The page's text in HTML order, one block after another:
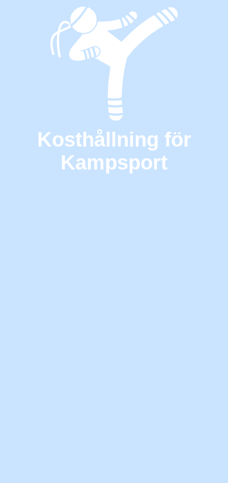
Kosthållning för
Kampsport